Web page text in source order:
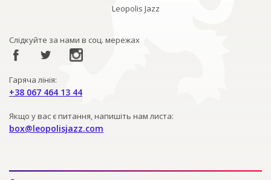
Leopolis Jazz
Слідкуйте за нами в соц. мережах
Гаряча лінія:
+38 067 464 13 44
Якщо у вас є питання, напишіть нам листа:
box@leopolisjazz.com